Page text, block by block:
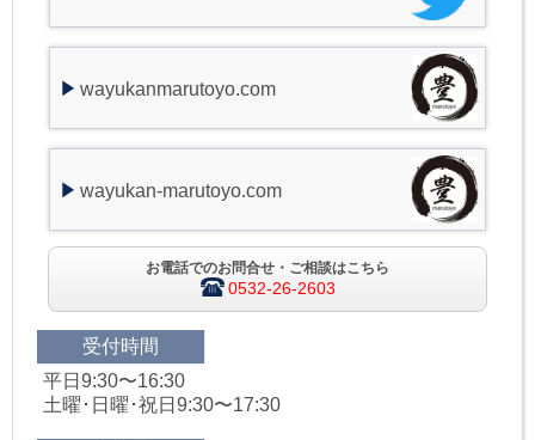
wayukanmarutoyo.com
wayukan-marutoyo.com
お電話でのお問合せ・ご相談はこちら
0532-26-2603
受付時間
平日9:30〜16:30
土曜･日曜･祝日9:30〜17:30